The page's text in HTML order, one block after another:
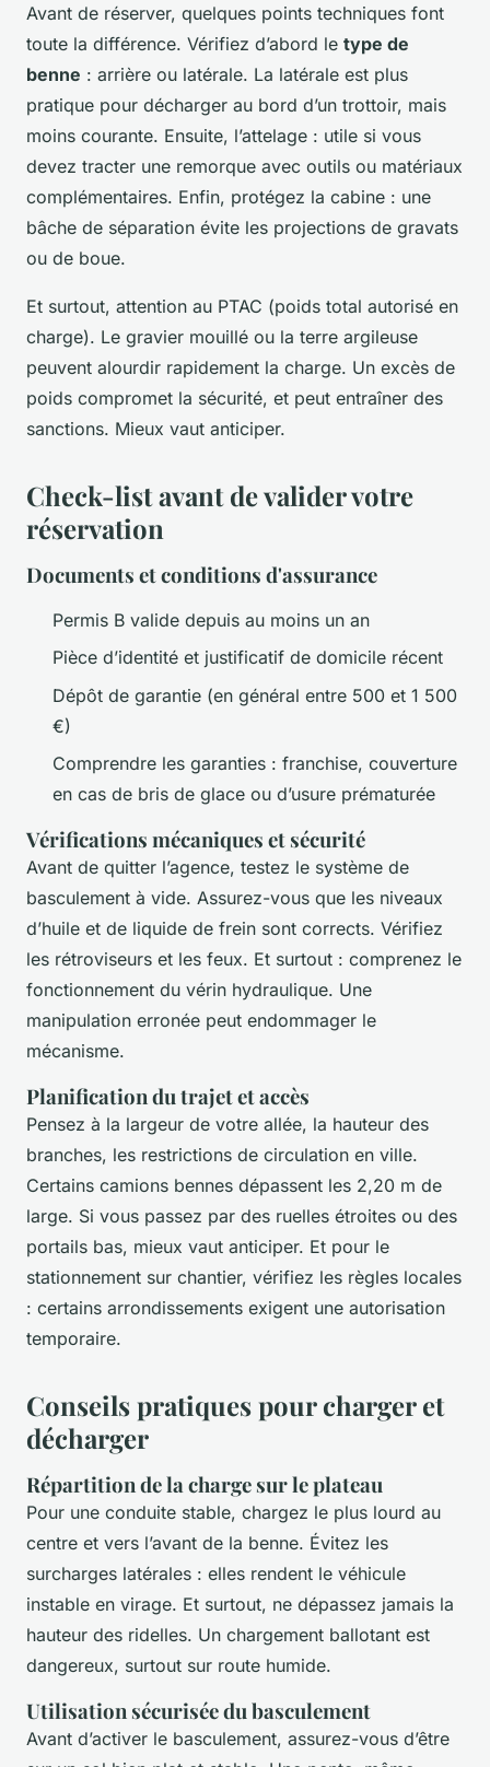
Avant de réserver, quelques points techniques font
toute la différence. Vérifiez d’abord le type de
benne : arrière ou latérale. La latérale est plus
pratique pour décharger au bord d’un trottoir, mais
moins courante. Ensuite, l’attelage : utile si vous
devez tracter une remorque avec outils ou matériaux
complémentaires. Enfin, protégez la cabine : une
bâche de séparation évite les projections de gravats
ou de boue.
Et surtout, attention au PTAC (poids total autorisé en
charge). Le gravier mouillé ou la terre argileuse
peuvent alourdir rapidement la charge. Un excès de
poids compromet la sécurité, et peut entraîner des
sanctions. Mieux vaut anticiper.
Check-list avant de valider votre
réservation
Documents et conditions d'assurance
Permis B valide depuis au moins un an
Pièce d’identité et justificatif de domicile récent
Dépôt de garantie (en général entre 500 et 1 500
€)
Comprendre les garanties : franchise, couverture
en cas de bris de glace ou d’usure prématurée
Vérifications mécaniques et sécurité
Avant de quitter l’agence, testez le système de
basculement à vide. Assurez-vous que les niveaux
d’huile et de liquide de frein sont corrects. Vérifiez
les rétroviseurs et les feux. Et surtout : comprenez le
fonctionnement du vérin hydraulique. Une
manipulation erronée peut endommager le
mécanisme.
Planification du trajet et accès
Pensez à la largeur de votre allée, la hauteur des
branches, les restrictions de circulation en ville.
Certains camions bennes dépassent les 2,20 m de
large. Si vous passez par des ruelles étroites ou des
portails bas, mieux vaut anticiper. Et pour le
stationnement sur chantier, vérifiez les règles locales
: certains arrondissements exigent une autorisation
temporaire.
Conseils pratiques pour charger et
décharger
Répartition de la charge sur le plateau
Pour une conduite stable, chargez le plus lourd au
centre et vers l’avant de la benne. Évitez les
surcharges latérales : elles rendent le véhicule
instable en virage. Et surtout, ne dépassez jamais la
hauteur des ridelles. Un chargement ballotant est
dangereux, surtout sur route humide.
Utilisation sécurisée du basculement
Avant d’activer le basculement, assurez-vous d’être